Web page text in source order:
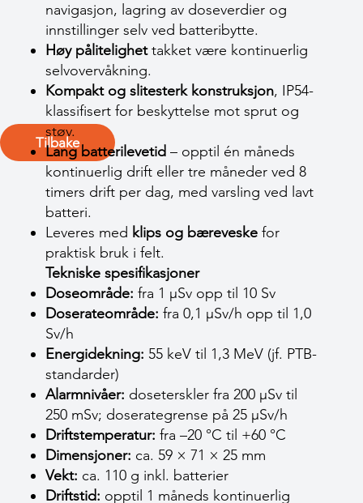
Tilbake
navigasjon, lagring av doseverdier og
innstillinger selv ved batteribytte.
Høy pålitelighettakket være kontinuerlig
selvovervåkning.
Kompakt og slitesterk konstruksjon, IP54-
klassifisert for beskyttelse mot sprut og
støv.
Lang batterilevetid – opptil én måneds
kontinuerlig drift eller tre måneder ved 8
timers drift per dag, med varsling ved lavt
batteri.
Leveres med klips og bæreveske for
praktisk bruk i felt.
Tekniske spesifikasjoner
Doseområde: fra 1 µSv opp til 10 Sv
Doserateområde: fra 0,1 µSv/h opp til 1,0
Sv/h
Energidekning: 55 keV til 1,3 MeV (jf. PTB-
standarder)
Alarmnivåer: doseterskler fra 200 µSv til
250 mSv; doserategrense på 25 µSv/h
Driftstemperatur: fra –20 °C til +60 °C
Dimensjoner: ca. 59 × 71 × 25 mm
Vekt: ca. 110 g inkl. batterier
Driftstid: opptil 1 måneds kontinuerlig